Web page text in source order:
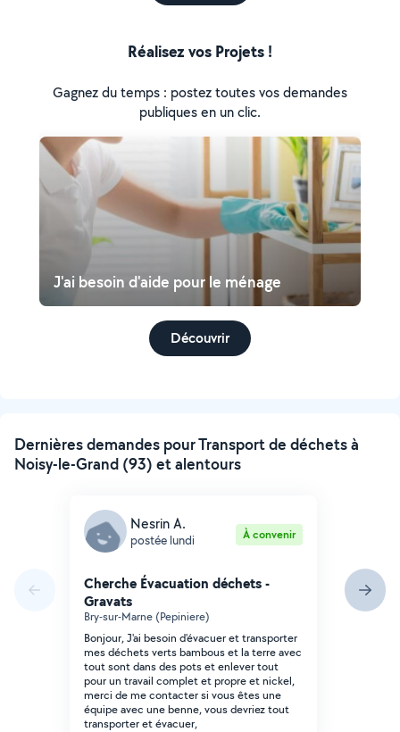
Réalisez vos Projets !
Gagnez du temps : postez toutes vos demandes
publiques en un clic.
J'ai besoin d'aide pour le ménage
Découvrir
Dernières demandes pour Transport de déchets à
Noisy-le-Grand (93) et alentours
Nesrin A.
postée lundi À convenir
Cherche Évacuation déchets -
Gravats
Bry-sur-Marne (Pepiniere)
Bonjour, J'ai besoin d'évacuer et transporter
mes déchets verts bambous et la terre avec
tout sont dans des pots et enlever tout
pour un travail complet et propre et nickel,
merci de me contacter si vous êtes une
équipe avec une benne, vous devriez tout
transporter et évacuer,